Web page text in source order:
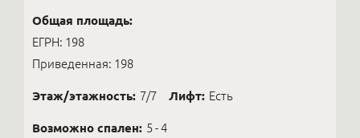
Общая площадь:
ЕГРН: 198
Приведенная: 198
Этаж/этажность: 7/7 Лифт: Есть
Возможно спален: 5 - 4